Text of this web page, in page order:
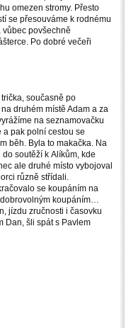
omezen stromy. Přesto
se přesouváme k rodnému
povšechně
Po dobré večeři
současně po
druhém místě Adam a za
na seznamovačku
a pak polní cestou se
běh. Byla to makačka. Na
soutěží k Alíkům, kde
ale druhé místo vybojoval
různě střídali.
se koupáním na
koupáním…
jízdu zručnosti i časovku
Dan, šli spát s Pavlem